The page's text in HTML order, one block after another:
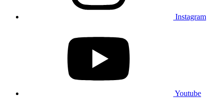
Instagram
Youtube